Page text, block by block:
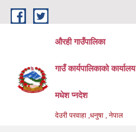
Skip to main content
औरही गाउँपालिका
गाउँ कार्यपालिकाको कार्यालय
मधेश प्नदेश
देउरी परवाहा ,धनुषा , नेपाल